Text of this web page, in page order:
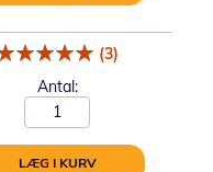
(3)
Antal:
LÆG I KURV